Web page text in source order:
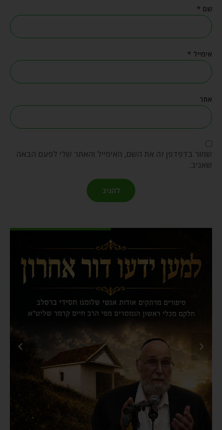
שם *
אימייל *
אתר
שמור בדפדפן זה את השם, האימייל והאתר שלי לפעם הבאה
שאגיב.